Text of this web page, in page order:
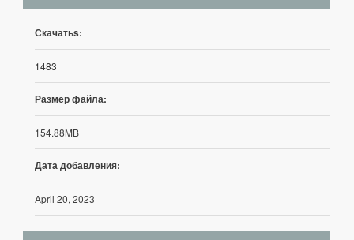
Скачатьs:
1483
Размер файла:
154.88MB
Дата добавления:
April 20, 2023